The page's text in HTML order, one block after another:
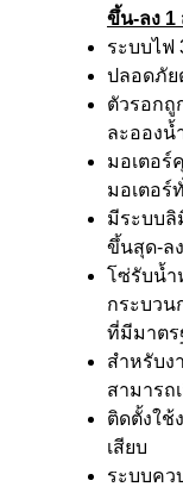
ขึ้น-ลง 1
ระบบไฟ
ปลอดภัย
ตัวรอกถู
ละอองน้
มอเตอร์
มอเตอร์
มีระบบลิ
ขึ้นสุด-ล
โซ่รับน้ำ
กระบวน
ที่มีมาตร
สำหรับง
สามารถ
ติดตั้งใช้
เสียบ
ระบบคว